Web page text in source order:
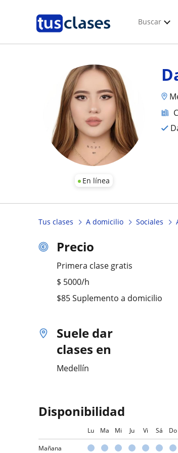
Buscar
En línea
Tus clases A domicilio Sociales
Precio
Primera clase gratis
$ 5000/h
$85 Suplemento a domicilio
Suele dar
clases en
Medellín
Disponibilidad
Lu Ma Mi Ju Vi Sá Do
Mañana